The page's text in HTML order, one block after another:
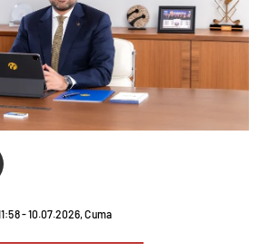
- 10.07.2026, Cuma